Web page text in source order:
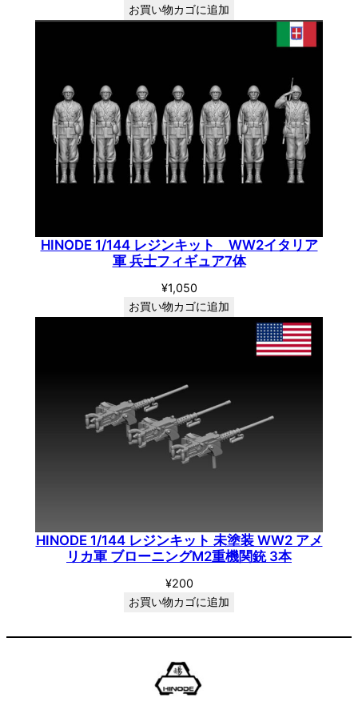
お買い物カゴに追加
HINODE 1/144 レジンキット WW2イタリア
軍 兵士フィギュア7体
¥1,050
お買い物カゴに追加
HINODE 1/144 レジンキット 未塗装 WW2 アメ
リカ軍 ブローニングM2重機関銃 3本
¥200
お買い物カゴに追加